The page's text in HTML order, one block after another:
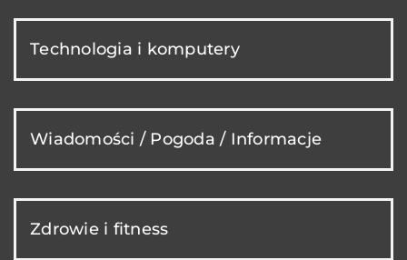
Technologia i komputery
Wiadomości / Pogoda / Informacje
Zdrowie i fitness